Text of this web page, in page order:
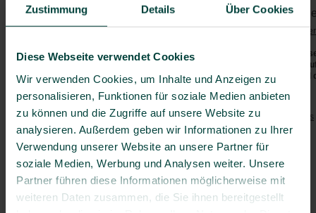
Zustimmung Details Über Cookies
Diese Webseite verwendet Cookies
Wir verwenden Cookies, um Inhalte und Anzeigen zu
personalisieren, Funktionen für soziale Medien anbieten
zu können und die Zugriffe auf unsere Website zu
analysieren. Außerdem geben wir Informationen zu Ihrer
Verwendung unserer Website an unsere Partner für
soziale Medien, Werbung und Analysen weiter. Unsere
Partner führen diese Informationen möglicherweise mit
weiteren Daten zusammen, die Sie ihnen bereitgestellt
Kolumbien
Suriname
Europa
Naher Osten
Asien
Vorgeschriebene
Gelbfieber
Die aktuellen
(z.B. bzgl. Covid-19, Polio etc.)
(www.auswaertiges-amt.de )
Empfohlene Impfungen:
Tetanus/Diphtherie
Pertussis
Polio
Masern
Hepatitis A
Hepatitis B
Gelbfieber